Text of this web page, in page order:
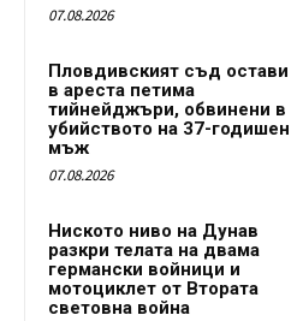
07.08.2026
Пловдивският съд остави
в ареста петима
тийнейджъри, обвинени в
убийството на 37-годишен
мъж
07.08.2026
Ниското ниво на Дунав
разкри телата на двама
германски войници и
мотоциклет от Втората
световна война